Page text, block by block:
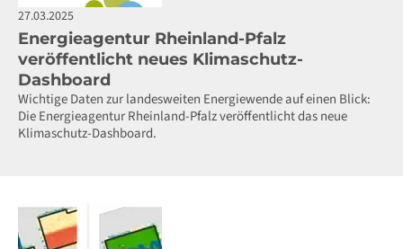
27.03.2025
Energieagentur Rheinland-Pfalz
veröffentlicht neues Klimaschutz-
Dashboard
Wichtige Daten zur landesweiten Energiewende auf einen Blick:
Die Energieagentur Rheinland-Pfalz veröffentlicht das neue
Klimaschutz-Dashboard.